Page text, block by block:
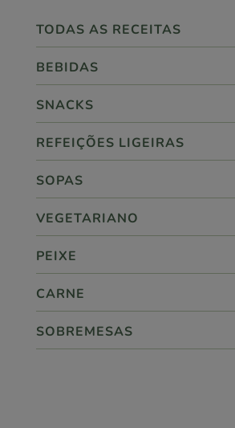
TODAS AS RECEITAS
BEBIDAS
SNACKS
REFEIÇÕES LIGEIRAS
SOPAS
VEGETARIANO
PEIXE
CARNE
SOBREMESAS